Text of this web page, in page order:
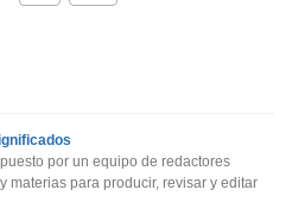
incorrecta
por un equipo de redactores
materias para producir, revisar y editar